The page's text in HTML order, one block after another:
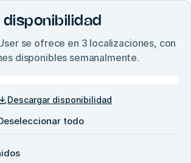
se ofrece en 3 localizaciones, con
disponibles semanalmente.
Descargar disponibilidad
todo